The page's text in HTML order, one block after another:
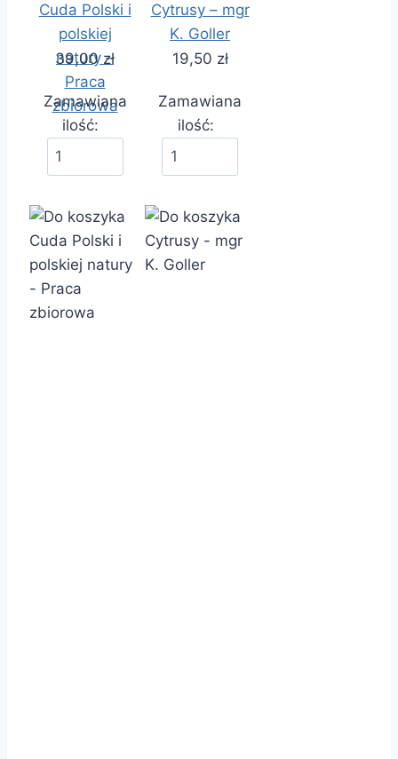
Cuda Polski i
polskiej
natury –
Praca
zbiorowa
39,00 zł
Zamawiana
ilość:
Cytrusy – mgr
K. Goller
19,50 zł
Zamawiana
ilość: